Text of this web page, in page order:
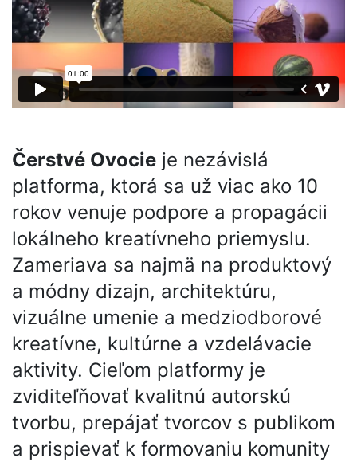
Čerstvé Ovocie je nezávislá
platforma, ktorá sa už viac ako 10
rokov venuje podpore a propagácii
lokálneho kreatívneho priemyslu.
Zameriava sa najmä na produktový
a módny dizajn, architektúru,
vizuálne umenie a medziodborové
kreatívne, kultúrne a vzdelávacie
aktivity. Cieľom platformy je
zviditeľňovať kvalitnú autorskú
tvorbu, prepájať tvorcov s publikom
a prispievať k formovaniu komunity